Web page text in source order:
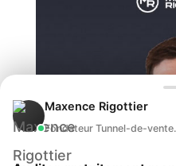
Maxence Rigottier
Fondateur Tunnel-de-